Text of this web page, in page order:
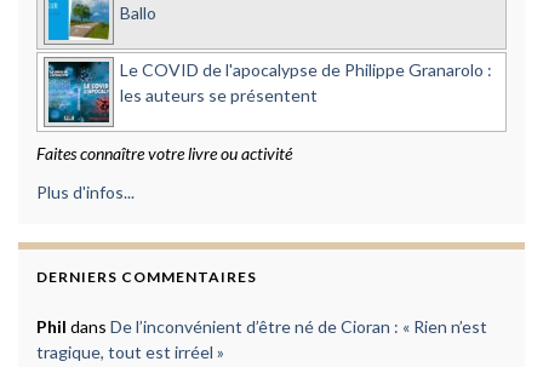
Ballo
Le COVID de l'apocalypse de Philippe Granarolo :
les auteurs se présentent
Faites connaître votre livre ou activité
Plus d'infos...
DERNIERS COMMENTAIRES
Phil dans De l’inconvénient d’être né de Cioran : « Rien n’est
tragique, tout est irréel »